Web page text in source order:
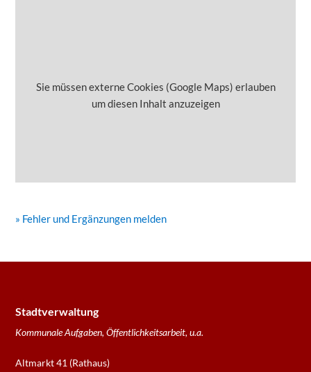
Sie müssen externe Cookies (Google Maps) erlauben
um diesen Inhalt anzuzeigen
» Fehler und Ergänzungen melden
Stadtverwaltung
Kommunale Aufgaben, Öffentlichkeitsarbeit, u.a.
Altmarkt 41 (Rathaus)